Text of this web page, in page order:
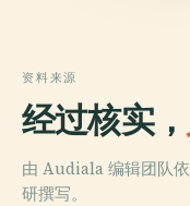
资料来源
经过核实，
由 Audiala 编辑团队
研撰写。